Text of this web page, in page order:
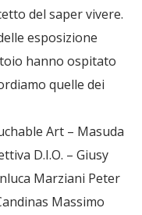
del saper vivere.
esposizione
hanno ospitato
quelle dei
Art – Masuda
D.I.O. – Giusy
Marziani Peter
Massimo